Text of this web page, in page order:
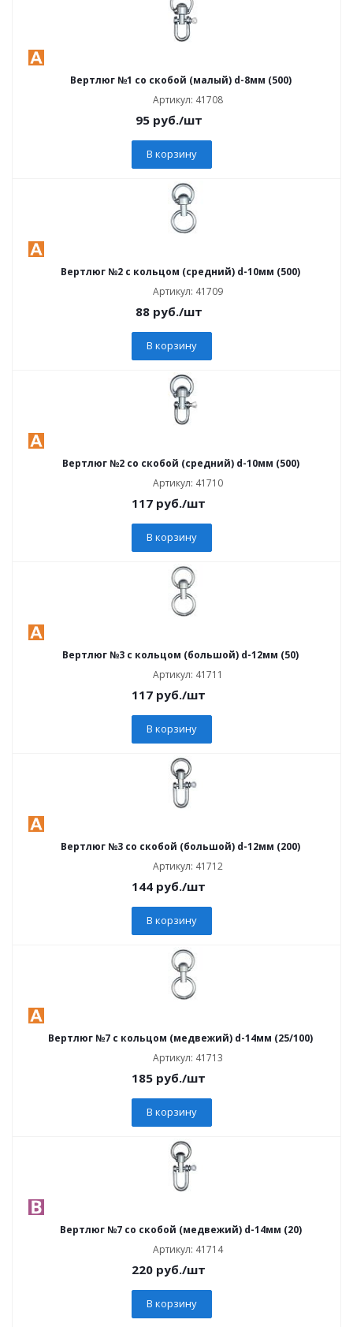
Вертлюг №1 со скобой (малый) d-8мм (500)
Артикул: 41708
95руб./шт
В корзину
Вертлюг №2 с кольцом (средний) d-10мм (500)
Артикул: 41709
88руб./шт
В корзину
Вертлюг №2 со скобой (средний) d-10мм (500)
Артикул: 41710
117 руб./шт
В корзину
Вертлюг №3 с кольцом (большой) d-12мм (50)
Артикул: 41711
117 руб./шт
В корзину
Вертлюг №3 со скобой (большой) d-12мм (200)
Артикул: 41712
144 руб./шт
В корзину
Вертлюг №7 с кольцом (медвежий) d-14мм (25/100)
Артикул: 41713
185 руб./шт
В корзину
Вертлюг №7 со скобой (медвежий) d-14мм (20)
Артикул: 41714
220 руб./шт
В корзину